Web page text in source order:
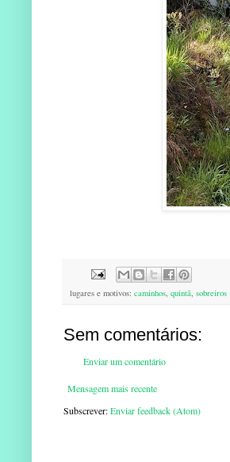
lugares e motivos: caminhos, quintã, sobreiros
Sem comentários:
Enviar um comentário
Mensagem mais recente
Subscrever:Enviar feedback (Atom)